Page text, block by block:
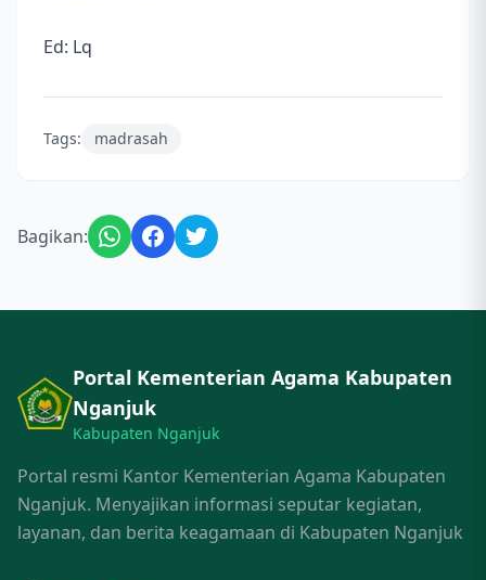
Ed: Lq
Tags: madrasah
Bagikan:
Portal Kementerian Agama Kabupaten
Nganjuk
Kabupaten Nganjuk
Portal resmi Kantor Kementerian Agama Kabupaten
Nganjuk. Menyajikan informasi seputar kegiatan,
layanan, dan berita keagamaan di Kabupaten Nganjuk